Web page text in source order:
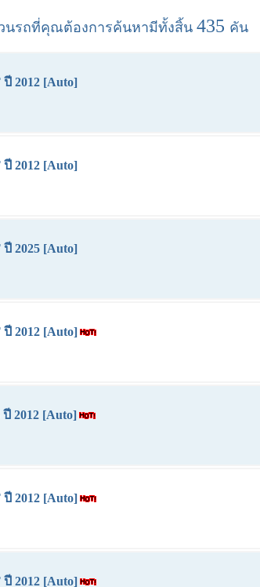
นรถที่คุณต้องการค้นหามีทั้งสิ้น 435 คัน
2012 [Auto]
2012 [Auto]
2025 [Auto]
2012 [Auto]
2012 [Auto]
2012 [Auto]
2012 [Auto]